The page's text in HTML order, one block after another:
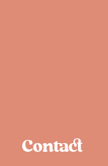
Contact